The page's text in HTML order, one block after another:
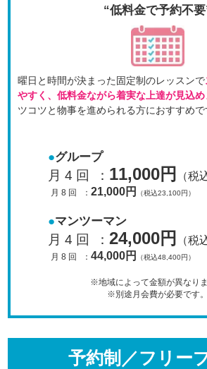
“低料金で予約不要
曜日と時間が決まった固定制のレッスンで
やすく、低料金ながら着実な上達が見込め
ツコツと物事を進められる方におすすめで
グループ
月 4 回 ： 11,000円 （税
月 8 回 ：21,000円 （税込23,100円）
マンツーマン
月 4 回 ： 24,000円 （税
月 8 回 ：44,000円 （税込48,400円）
※地域によって金額が異なりま
※別途月会費が必要です。
予約制／フリー